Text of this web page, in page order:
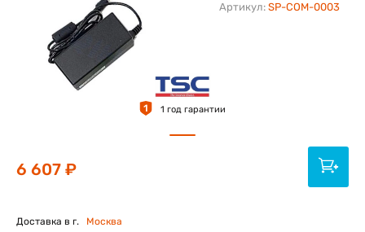
Артикул: SP-COM-0003
1 1 год гарантии
6 607 ₽
Доставка в г. Москва